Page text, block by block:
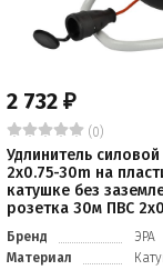
2 732 ₽
(0)
Удлинитель силовой
2x0.75-30m на
катушке без
розетка 30м ПВС
Бренд
ЭРА
Материал